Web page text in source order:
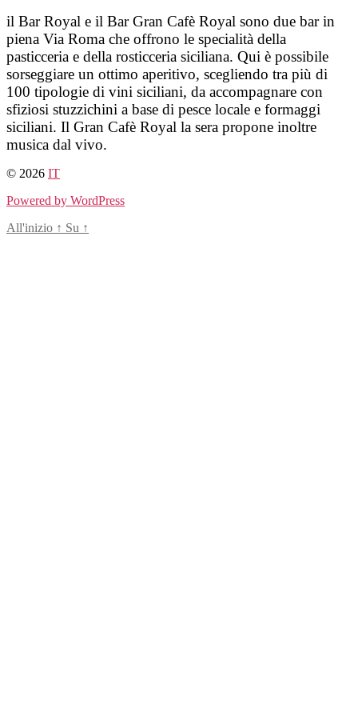
Salta
contenuto
il Bar Royal e il Bar Gran Cafè Royal sono due bar in
piena Via Roma che offrono le specialità della
pasticceria e della rosticceria siciliana. Qui è possibile
sorseggiare un ottimo aperitivo, scegliendo tra più di
100 tipologie di vini siciliani, da accompagnare con
sfiziosi stuzzichini a base di pesce locale e formaggi
siciliani. Il Gran Cafè Royal la sera propone inoltre
musica dal vivo.
© 2026 IT
Powered by WordPress
All'inizio ↑ Su ↑